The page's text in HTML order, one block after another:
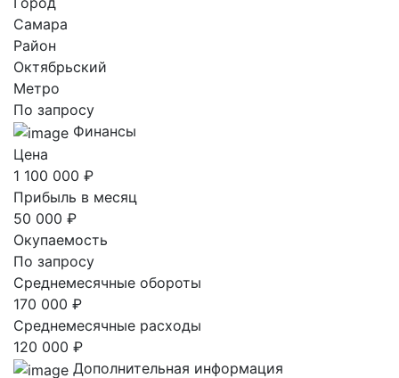
Самара
Район
Октябрьский
Метро
По запросу
Финансы
Цена
1 100 000 ₽
Прибыль в месяц
50 000 ₽
Окупаемость
По запросу
Среднемесячные обороты
170 000 ₽
Среднемесячные расходы
120 000 ₽
Дополнительная информация